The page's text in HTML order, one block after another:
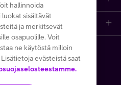
2026 Tietosuoja ja -turva
hallinnoida
luokat sisältävät
ja merkitsevät
osapuolille. Voit
ne käytöstä milloin
evästeistä saat